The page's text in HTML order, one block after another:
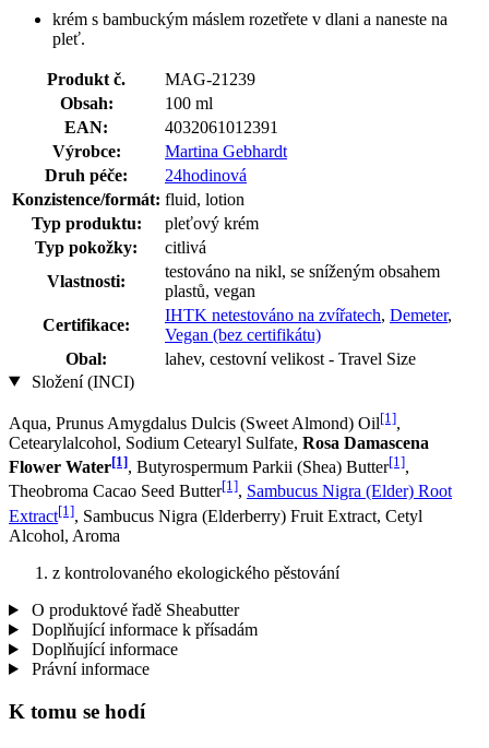
krém s bambuckým máslem rozetřete v dlani a naneste na
pleť.
Produkt č.
MAG-21239
Obsah:
100 ml
EAN:
4032061012391
Výrobce:
Martina Gebhardt
Druh péče:
24hodinová
Konzistence/formát: fluid, lotion
Typ produktu:
pleťový krém
Typ pokožky:
citlivá
Vlastnosti:
testováno na nikl, se sníženým obsahem
plastů, vegan
Certifikace:
IHTK netestováno na zvířatech, Demeter,
Vegan (bez certifikátu)
Obal:
lahev, cestovní velikost - Travel Size
Složení (INCI)
Aqua, Prunus Amygdalus Dulcis (Sweet Almond) Oil[1],
Cetearylalcohol, Sodium Cetearyl Sulfate, Rosa Damascena
Flower Water[1], Butyrospermum Parkii (Shea) Butter[1],
Theobroma Cacao Seed Butter[1], Sambucus Nigra (Elder) Root
Extract[1], Sambucus Nigra (Elderberry) Fruit Extract, Cetyl
Alcohol, Aroma
z kontrolovaného ekologického pěstování
O produktové řadě Sheabutter
Doplňující informace k přísadám
Doplňující informace
Právní informace
K tomu se hodí